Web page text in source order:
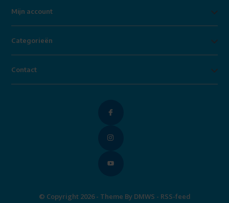
Mijn account
Categorieën
Contact
© Copyright 2026 - Theme By DMWS - RSS-feed